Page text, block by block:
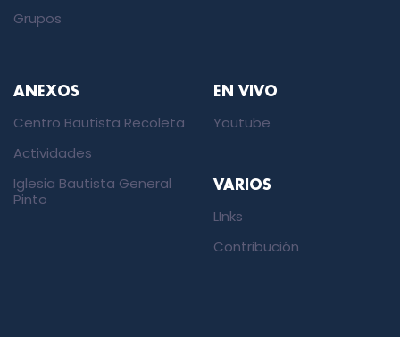
Grupos
ANEXOS
Centro Bautista Recoleta
Actividades
Iglesia Bautista General
Pinto
EN VIVO
Youtube
VARIOS
LInks
Contribución